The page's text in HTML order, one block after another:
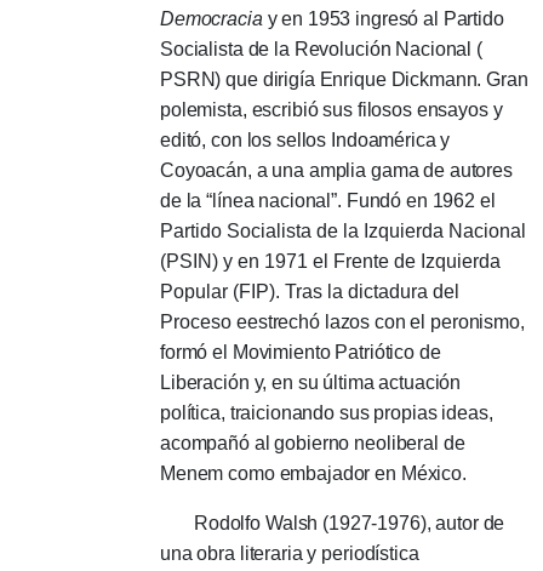
Democracia y en 1953 ingresó al Partido
Socialista de la Revolución Nacional (
PSRN) que dirigía Enrique Dickmann.Gran
polemista, escribió sus filosos ensayos y
editó, con los sellos Indoamérica y
Coyoacán, a una amplia gama de autores
de la “línea nacional”. Fundó en 1962 el
Partido Socialista de la Izquierda Nacional
(PSIN) y en 1971 el Frente de Izquierda
Popular (FIP). Tras la dictadura del
Proceso eestrechó lazos con el peronismo,
formó el Movimiento Patriótico de
Liberación y, en su última actuación
política, traicionando sus propias ideas,
acompañó al gobierno neoliberal de
Menem como embajador en México.
Rodolfo Walsh (1927-1976), autor de
una obra literaria y periodística